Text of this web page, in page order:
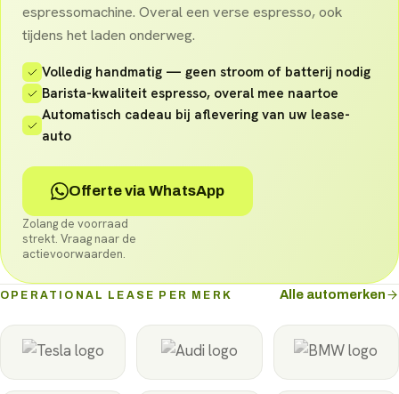
espressomachine. Overal een verse espresso, ook
tijdens het laden onderweg.
Volledig handmatig — geen stroom of batterij nodig
Barista-kwaliteit espresso, overal mee naartoe
Automatisch cadeau bij aflevering van uw lease-
auto
Offerte via WhatsApp
Zolang de voorraad
strekt. Vraag naar de
actievoorwaarden.
OPERATIONAL LEASE PER MERK Alle automerken